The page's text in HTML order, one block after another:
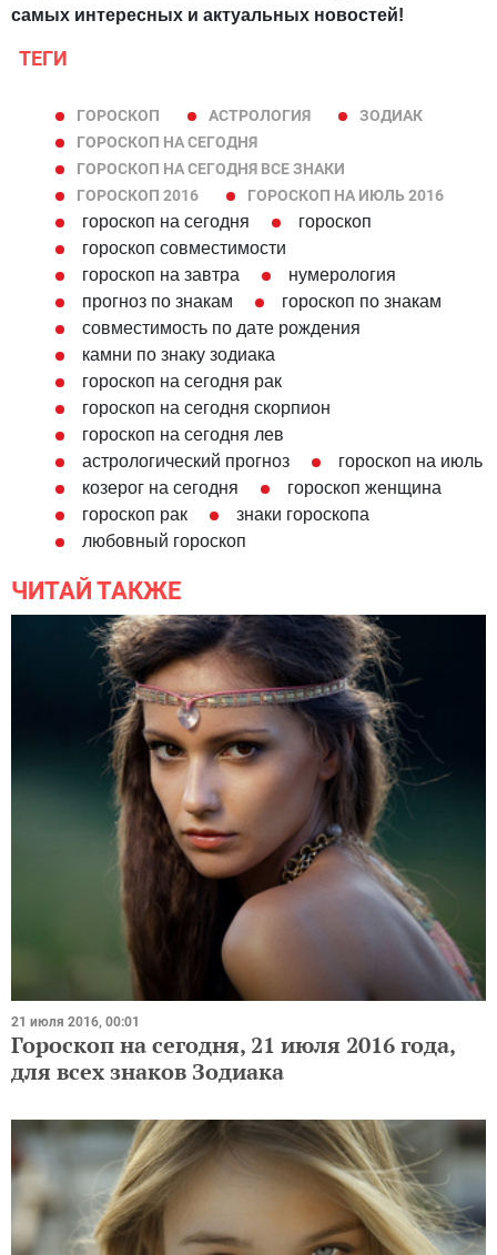
самых интересных и актуальных новостей!
ТЕГИ
ГОРОСКОП АСТРОЛОГИЯ
ЗОДИАК
ГОРОСКОП НА СЕГОДНЯ
ГОРОСКОП НА СЕГОДНЯ ВСЕ ЗНАКИ
ГОРОСКОП 2016
ГОРОСКОП НА ИЮЛЬ 2016
гороскоп на сегодня
гороскоп
гороскоп совместимости
гороскоп на завтра
нумерология
прогноз по знакам
гороскоп по знакам
совместимость по дате рождения
камни по знаку зодиака
гороскоп на сегодня рак
гороскоп на сегодня скорпион
гороскоп на сегодня лев
астрологический прогноз
гороскоп на июль
козерог на сегодня
гороскоп женщина
гороскоп рак
знаки гороскопа
любовный гороскоп
ЧИТАЙ ТАКЖЕ
21 июля 2016, 00:01
Гороскоп на сегодня, 21 июля 2016 года,
для всех знаков Зодиака